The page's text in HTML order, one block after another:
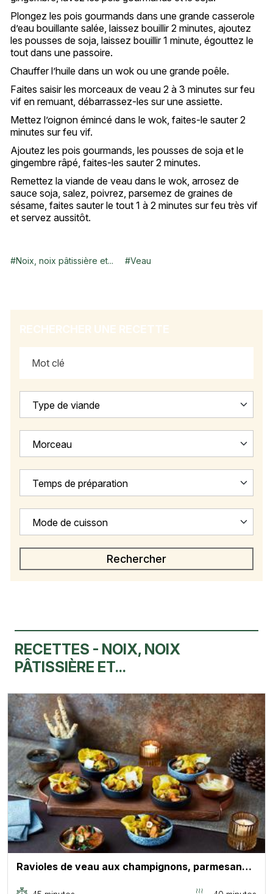
Plongez les pois gourmands dans une grande casserole
d’eau bouillante salée, laissez bouillir 2 minutes, ajoutez
les pousses de soja, laissez bouillir 1 minute, égouttez le
tout dans une passoire.
Chauffer l’huile dans un wok ou une grande poêle.
Faites saisir les morceaux de veau 2 à 3 minutes sur feu
vif en remuant, débarrassez-les sur une assiette.
Mettez l’oignon émincé dans le wok, faites-le sauter 2
minutes sur feu vif.
Ajoutez les pois gourmands, les pousses de soja et le
gingembre râpé, faites-les sauter 2 minutes.
Remettez la viande de veau dans le wok, arrosez de
sauce soja, salez, poivrez, parsemez de graines de
sésame, faites sauter le tout 1 à 2 minutes sur feu très vif
et servez aussitôt.
#Noix, noix pâtissière et... #Veau
Type de viande
Morceau
Temps de préparation
Mode de cuisson
RECETTES - NOIX, NOIX
PÂTISSIÈRE ET...
Ravioles de veau aux champignons, parmesan…